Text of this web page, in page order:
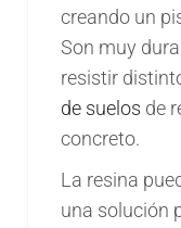
creando un
Son muy
resistir
de suelos de
concreto.
La resina
una solución